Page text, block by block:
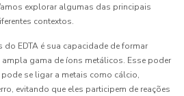
explorar algumas das principais
contextos.
EDTA é sua capacidade de formar
gama de íons metálicos. Esse poder
se ligar a metais como cálcio,
evitando que eles participem de reações